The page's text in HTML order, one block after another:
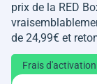
prix de la RED
de 24,99€ et
Frais